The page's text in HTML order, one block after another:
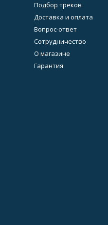
Подбор треков
Доставка и оплата
Вопрос-ответ
Сотрудничество
О магазине
Гарантия